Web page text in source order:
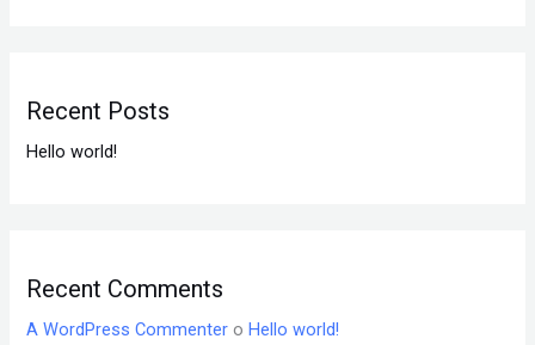
Recent Posts
Hello world!
Recent Comments
A WordPress Commenter oHello world!